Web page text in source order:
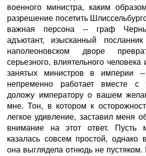
военного министра, каким
разрешение посетить
важная персона -- граф
адъютант, изысканный
наполеоновском дворе
серьезного, влиятельного
занятых министров в империи
непременно работает вместе с
доложу императору о вашем
мне. Тон, в котором к
легкое удивление, заставил меня
внимание на этот ответ. Пусть
казалась совсем простой, однако
она выглядела отнюдь не